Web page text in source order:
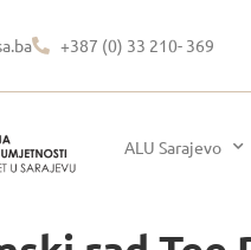
+387 (0) 33 210- 369
ALU Sarajevo